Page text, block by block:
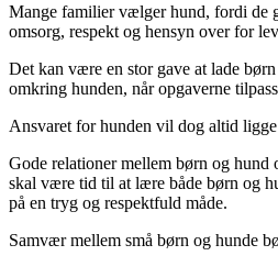
Mange familier vælger hund, fordi de
omsorg, respekt og hensyn over for
Det kan være en stor gave at lade
omkring hunden, når opgaverne
Ansvaret for hunden vil dog altid
Gode relationer mellem børn og hund
skal være tid til at lære både børn og
på en tryg og respektfuld måde.
Samvær mellem små børn og hunde